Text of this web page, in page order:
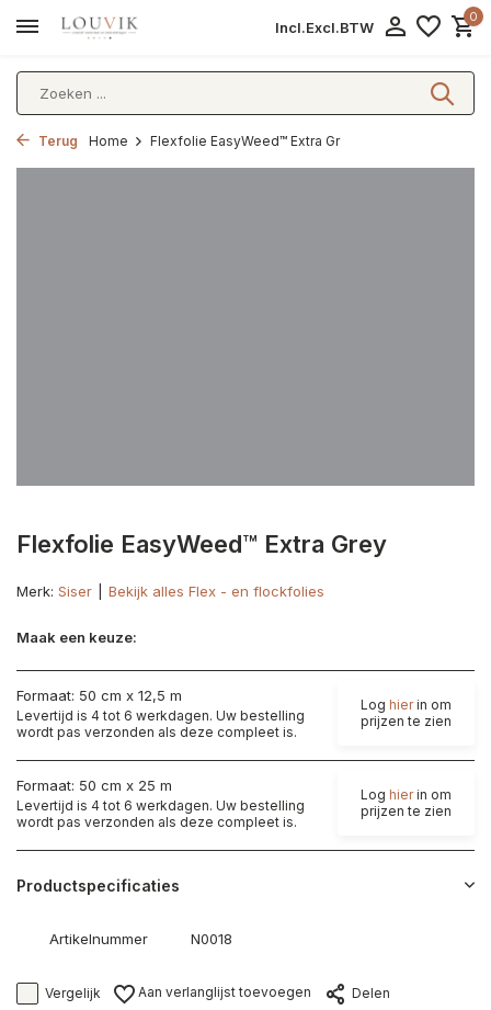
Incl.Excl.BTW
0
Terug Home Flexfolie EasyWeed™ Extra Gr
Flexfolie EasyWeed™ Extra Grey
Merk: Siser Bekijk alles Flex - en flockfolies
Maak een keuze:
Formaat: 50 cm x 12,5 m
Levertijd is 4 tot 6 werkdagen. Uw bestelling
wordt pas verzonden als deze compleet is.
Log hierin om
prijzen te zien
Formaat: 50 cm x 25 m
Levertijd is 4 tot 6 werkdagen. Uw bestelling
wordt pas verzonden als deze compleet is.
Log hierin om
prijzen te zien
Productspecificaties
Artikelnummer N0018
Vergelijk Aan verlanglijst toevoegen Delen